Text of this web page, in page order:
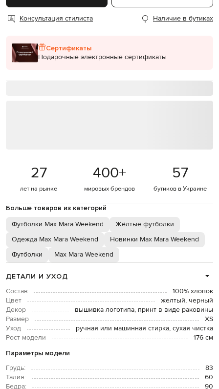
Консультация стилиста Наличие в бутиках
Сертификаты
Подарочные электронные сертификаты
27
лет на рынке
400+
мировых брендов
57
бутиков в Украине
Больше товаров из категорий
Футболки Max Mara Weekend
Жёлтые футболки
Одежда Max Mara Weekend
Новинки Max Mara Weekend
Футболки
Max Mara Weekend
ДЕТАЛИ И УХОД
Состав
100% хлопок
Цвет
желтый, черный
Декор
вышивка логотипа, принт в виде раковины
Размер
XS
Уход
ручная или машинная стирка, сухая чистка
Рост модели
176 см
Параметры модели
Грудь:
83
Талия:
60
Бедра:
90